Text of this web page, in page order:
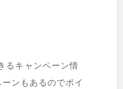
るキャンペーン情
ンもあるのでポイ